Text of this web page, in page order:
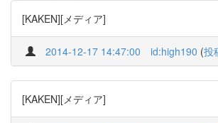
[KAKEN][メディア]
2014-12-17 14:47:00 id:high190 (投
[KAKEN][メディア]